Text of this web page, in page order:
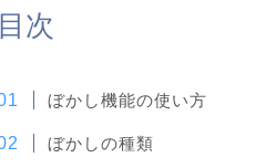
目次
ぼかし機能の使い方
ぼかしの種類